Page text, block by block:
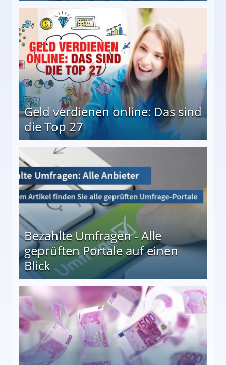
Geld verdienen online: Das sind
die Top 27
Bezahlte Umfragen - Alle
geprüften Portale auf einen
Blick
auf einen Blick